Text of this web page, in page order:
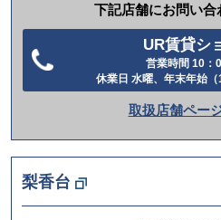
下記店舗にお問い合
UR賃貸シ
営業時間 10
休業日 水曜、年末年始
取扱店舗ペー
梨香台